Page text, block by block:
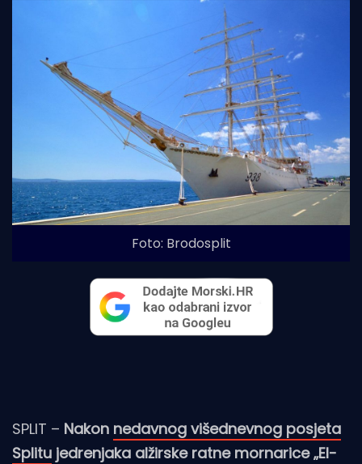
Foto: Brodosplit
SPLIT – Nakon nedavnog višednevnog posjeta
Splitu jedrenjaka alžirske ratne mornarice „El-